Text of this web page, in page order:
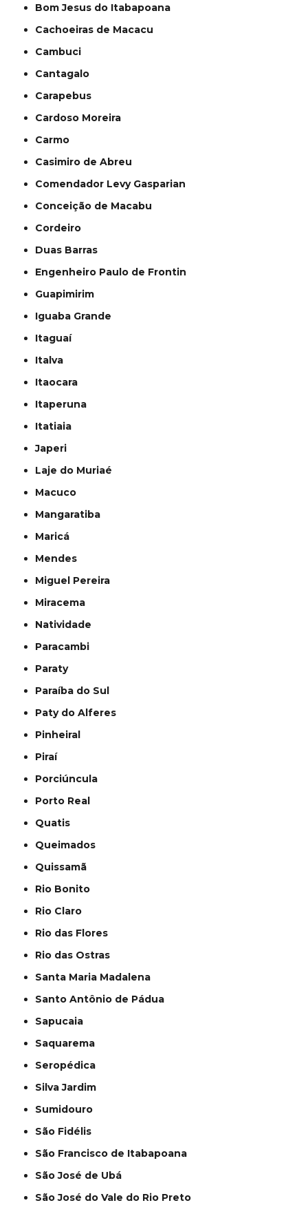
Bom Jesus do Itabapoana
Cachoeiras de Macacu
Cambuci
Cantagalo
Carapebus
Cardoso Moreira
Carmo
Casimiro de Abreu
Comendador Levy Gasparian
Conceição de Macabu
Cordeiro
Duas Barras
Engenheiro Paulo de Frontin
Guapimirim
Iguaba Grande
Itaguaí
Italva
Itaocara
Itaperuna
Itatiaia
Japeri
Laje do Muriaé
Macuco
Mangaratiba
Maricá
Mendes
Miguel Pereira
Miracema
Natividade
Paracambi
Paraty
Paraíba do Sul
Paty do Alferes
Pinheiral
Piraí
Porciúncula
Porto Real
Quatis
Queimados
Quissamã
Rio Bonito
Rio Claro
Rio das Flores
Rio das Ostras
Santa Maria Madalena
Santo Antônio de Pádua
Sapucaia
Saquarema
Seropédica
Silva Jardim
Sumidouro
São Fidélis
São Francisco de Itabapoana
São José de Ubá
São José do Vale do Rio Preto